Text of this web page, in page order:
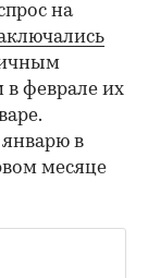
на
феврале их
в
месяце